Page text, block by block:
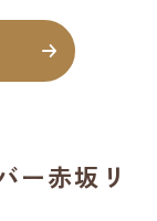
ー赤坂リ